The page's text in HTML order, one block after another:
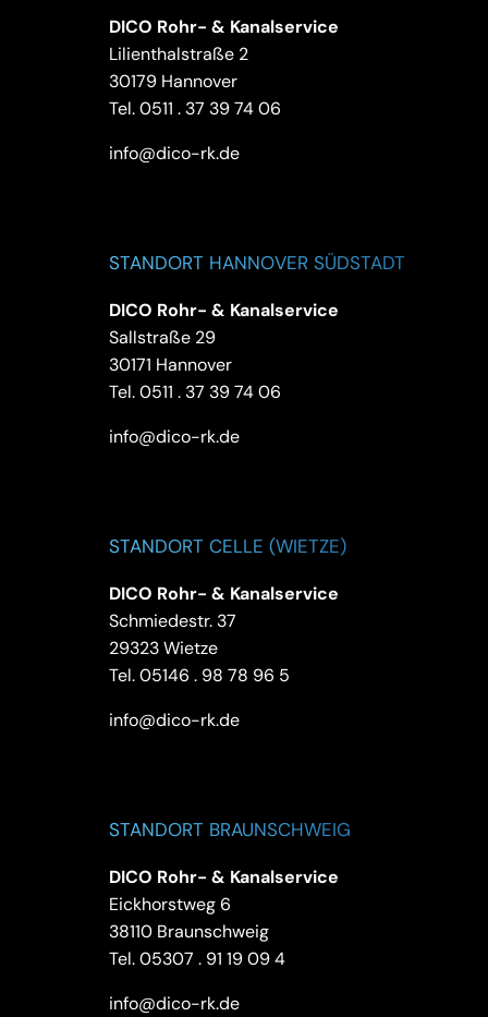
DICO Rohr- & Kanalservice
Lilienthalstraße 2
30179 Hannover
Tel.0511 . 37 39 74 06
info@dico-rk.de
STANDORT HANNOVER SÜDSTADT
DICO Rohr- & Kanalservice
Sallstraße 29
30171 Hannover
Tel.0511 . 37 39 74 06
info@dico-rk.de
STANDORT CELLE (WIETZE)
DICO Rohr- & Kanalservice
Schmiedestr. 37
29323 Wietze
Tel.05146 . 98 78 96 5
info@dico-rk.de
STANDORT BRAUNSCHWEIG
DICO Rohr- & Kanalservice
Eickhorstweg 6
38110 Braunschweig
Tel.05307 . 91 19 09 4
info@dico-rk.de